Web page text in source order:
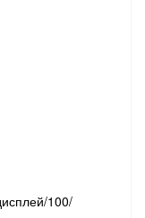
100/